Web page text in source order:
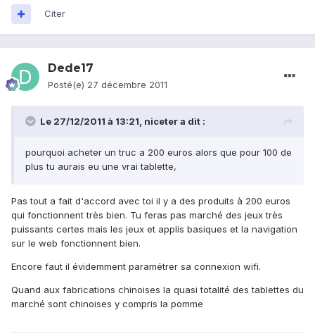
Citer
Dede17
Posté(e) 27 décembre 2011
Le 27/12/2011 à 13:21, niceter a dit :
pourquoi acheter un truc a 200 euros alors que pour 100 de
plus tu aurais eu une vrai tablette,
Pas tout a fait d'accord avec toi il y a des produits à 200 euros
qui fonctionnent très bien. Tu feras pas marché des jeux très
puissants certes mais les jeux et applis basiques et la navigation
sur le web fonctionnent bien.
Encore faut il évidemment paramétrer sa connexion wifi.
Quand aux fabrications chinoises la quasi totalité des tablettes du
marché sont chinoises y compris la pomme